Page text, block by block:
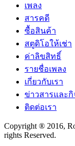
เพลง
สารคดี
ซื้อสินค้า
สตูดิโอให้เช่า
ค่าลิขสิทธิ์
รายชื่อเพลง
เกี่ยวกับเรา
ข่าวสารและกิ
ติดต่อเรา
Copyright ® 2016,
rights Reserved.